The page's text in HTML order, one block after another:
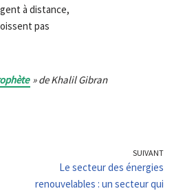
à distance,
pas
» de Khalil Gibran
SUIVANT
Le secteur des énergies
renouvelables : un secteur qui